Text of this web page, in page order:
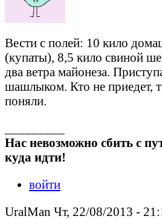
Вести с полей: 10 кило
(купаты), 8,5 кило свиной
два ветра майонеза.
шашлыком. Кто не приедет,
поняли.
Нас невозможно сбить с
куда идти!
войти
UralMan Чт, 22/08/2013 -